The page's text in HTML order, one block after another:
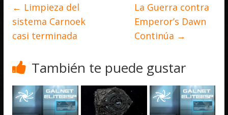
← Limpieza del
sistema Carnoek
casi terminada
La Guerra contra
Emperor’s Dawn
Continúa →
También te puede gustar